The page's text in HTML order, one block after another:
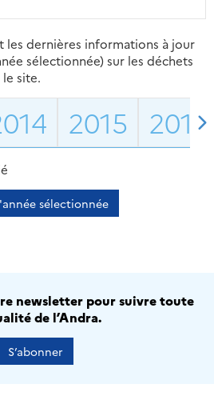
les dernières informations à jour
sélectionnée) sur les déchets
site.
2015 2016
sélectionnée
newsletter pour suivre toute
de l’Andra.
S’abonner